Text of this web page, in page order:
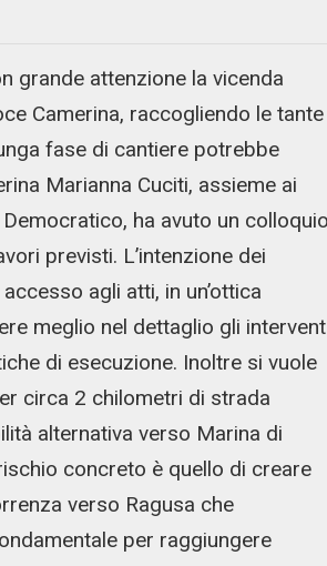
grande attenzione la vicenda
Camerina, raccogliendo le tante
fase di cantiere potrebbe
Marianna Cuciti, assieme ai
ha avuto un
previsti. L’intenzione dei
agli atti, in un’ottica
meglio nel dettaglio gli
di esecuzione. Inoltre si vuole
circa 2 chilometri di strada
alternativa verso Marina di
concreto è quello di creare
verso Ragusa che
per raggiungere